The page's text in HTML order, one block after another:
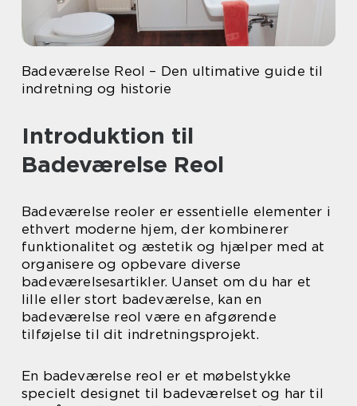
Badeværelse Reol – Den ultimative guide til
indretning og historie
Introduktion til
Badeværelse Reol
Badeværelse reoler er essentielle elementer i
ethvert moderne hjem, der kombinerer
funktionalitet og æstetik og hjælper med at
organisere og opbevare diverse
badeværelsesartikler. Uanset om du har et
lille eller stort badeværelse, kan en
badeværelse reol være en afgørende
tilføjelse til dit indretningsprojekt.
En badeværelse reol er et møbelstykke
specielt designet til badeværelset og har til